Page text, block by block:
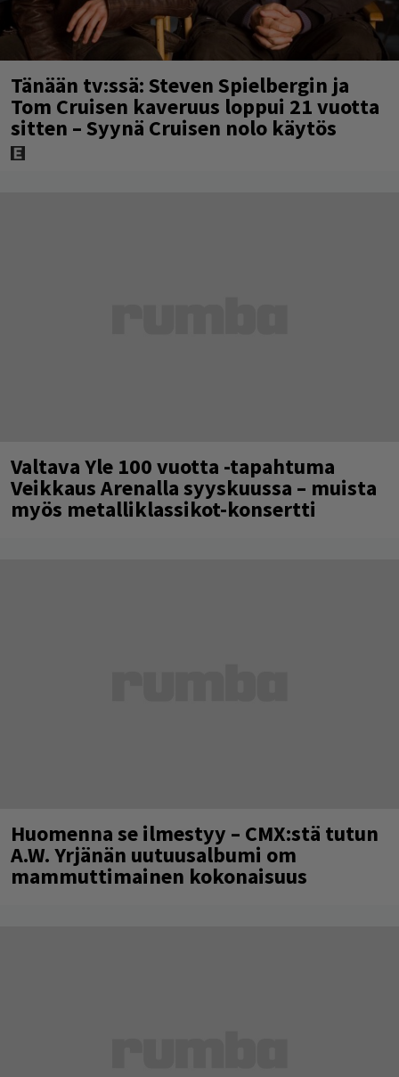
Tänään tv:ssä: Steven Spielbergin ja
Tom Cruisen kaveruus loppui 21 vuotta
sitten – Syynä Cruisen nolo käytös
Valtava Yle 100 vuotta -tapahtuma
Veikkaus Arenalla syyskuussa – muista
myös metalliklassikot-konsertti
Huomenna se ilmestyy – CMX:stä tutun
A.W. Yrjänän uutuusalbumi om
mammuttimainen kokonaisuus